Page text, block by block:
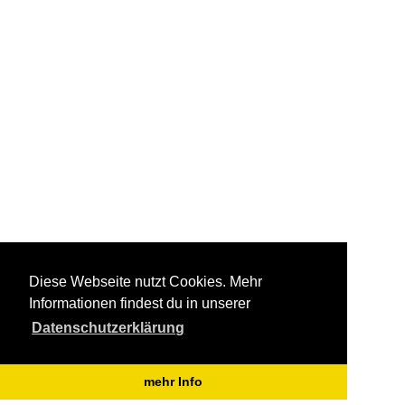
Diese Webseite nutzt Cookies. Mehr
Informationen findest du in unserer
Datenschutzerklärung
mehr Info